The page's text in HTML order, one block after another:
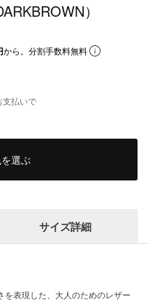
）
から。分割手数料無料
支払いで
選ぶ
サイズ詳細
表現した、大人のためのレザー